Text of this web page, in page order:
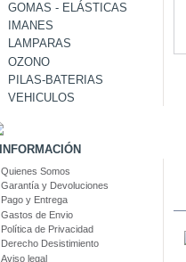
GOMAS - ELÁSTICAS
IMANES
LAMPARAS
OZONO
PILAS-BATERIAS
VEHICULOS
INFORMACIÓN
Quienes Somos
Garantía y Devoluciones
Pago y Entrega
Gastos de Envio
Política de Privacidad
Derecho Desistimiento
Aviso legal